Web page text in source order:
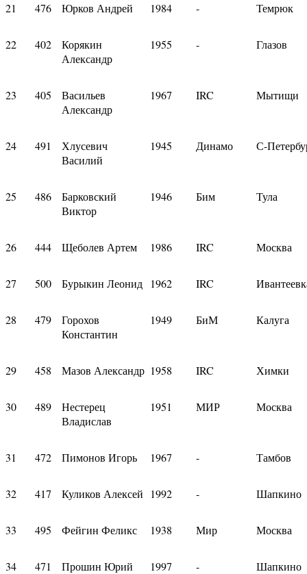
21 476 Юрков Андрей 1984 - Темрюк
22 402
Корякин
Александр
1955 - Глазов
23 405
Васильев
Александр
1967 IRC Мытищи
24 491
Хлусевич
Василий
1945 Динамо С-
25 486
Барковский
Виктор
1946 Бим Тула
26 444 Щеболев Артем 1986 IRC Москва
27 500 Бурыкин Леонид 1962 IRC
28 479
Горохов
Константин
1949 БиМ Калуга
29 458 Мазов Александр 1958 IRC Химки
30 489
Нестерец
Владислав
1951 МИР Москва
31 472 Пимонов Игорь 1967 - Тамбов
32 417 Куликов Алексей 1992 - Шапкино
33 495 Фейгин Феликс 1938 Мир Москва
34 471 Прошин Юрий 1997 - Шапкино